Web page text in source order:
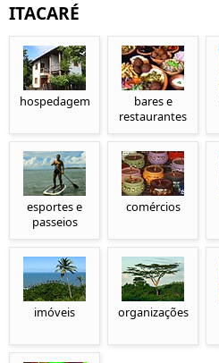
ITACARÉ
hospedagem
bares e
restaurantes
esportes e
passeios
comércios
imóveis organizações